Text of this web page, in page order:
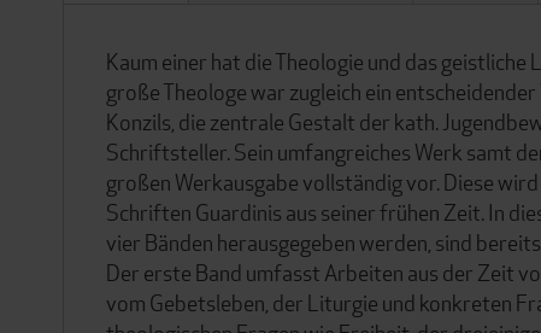
Kaum einer hat die Theologie und das
große Theologe war zugleich ein
Konzils, die zentrale Gestalt der kath.
Schriftsteller. Sein umfangreiches Werk samt
großen Werkausgabe vollständig vor. Diese
Schriften Guardinis aus seiner frühen Zeit. In
vier Bänden herausgegeben werden, sind
Der erste Band umfasst Arbeiten aus der Zeit
vom Gebetsleben, der Liturgie und konkreten